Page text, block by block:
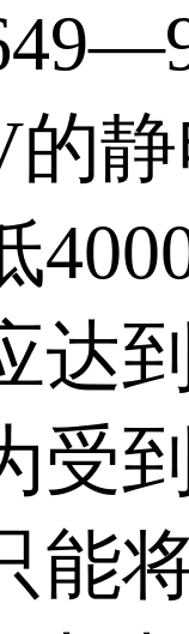
的
达
受
能